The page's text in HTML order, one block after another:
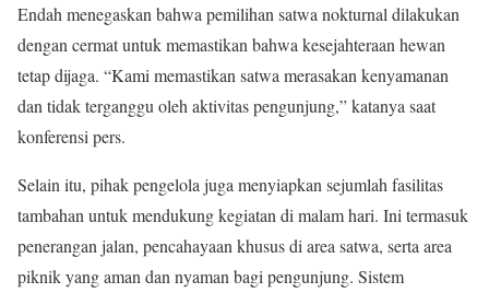
Endah menegaskan bahwa pemilihan satwa nokturnal dilakukan
dengan cermat untuk memastikan bahwa kesejahteraan hewan
tetap dijaga. “Kami memastikan satwa merasakan kenyamanan
dan tidak terganggu oleh aktivitas pengunjung,” katanya saat
konferensi pers.
Selain itu, pihak pengelola juga menyiapkan sejumlah fasilitas
tambahan untuk mendukung kegiatan di malam hari. Ini termasuk
penerangan jalan, pencahayaan khusus di area satwa, serta area
piknik yang aman dan nyaman bagi pengunjung. Sistem